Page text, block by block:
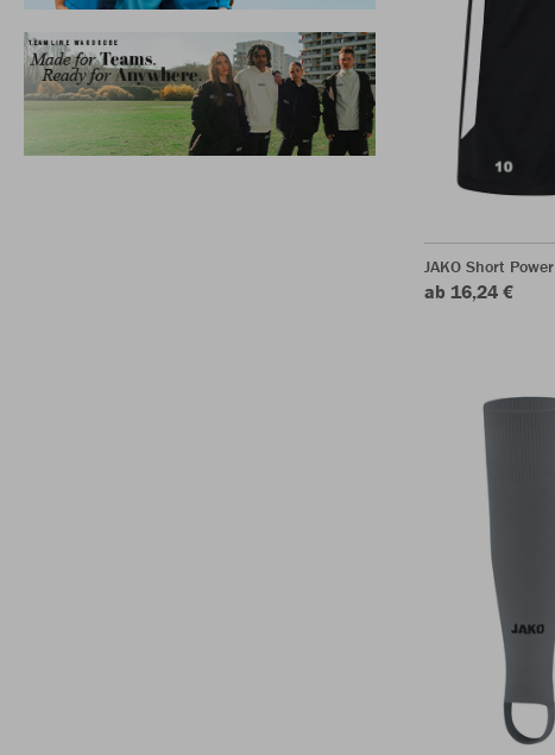
JAKO Short Power
ab 16,24 €